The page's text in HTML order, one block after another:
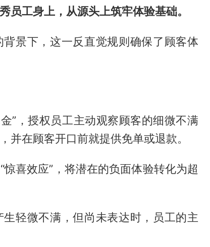
员工身上，从源头上筑牢体验基础。
景下，这一反直觉规则确保了顾客体
”，授权员工主动观察顾客的细微不满
并在顾客开口前就提供免单或退款。
喜效应”，将潜在的负面体验转化为超
轻微不满，但尚未表达时，员工的主